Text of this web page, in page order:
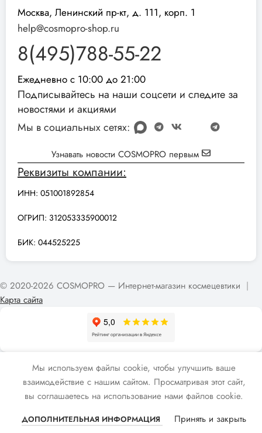
Москва, Ленинский пр-кт, д. 111, корп. 1
help@cosmopro-shop.ru
8(495)788-55-22
Ежедневно с 10:00 до 21:00
Подписывайтесь на наши соцсети и следите за
новостями и акциями
Мы в социальных сетях:
Узнавать новости COSMOPRO первым
Реквизиты компании:
ИНН: 051001892854
ОГРИП: 312053335900012
БИК: 044525225
© 2020-2026 COSMOPRO — Интернет-магазин космецевтики |
Карта сайта
Мы используем файлы cookie, чтобы улучшить ваше
взаимодействие с нашим сайтом. Просматривая этот сайт,
вы соглашаетесь на использование нами файлов cookie.
ДОПОЛНИТЕЛЬНАЯ ИНФОРМАЦИЯ Принять и закрыть
Мой аккаунт
Позвонить
Telegram
Max